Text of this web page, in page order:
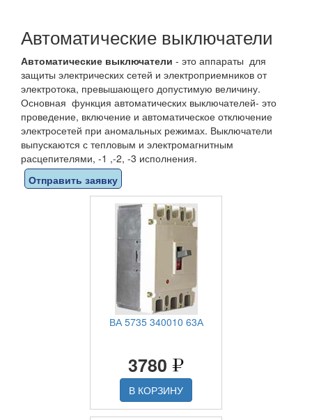
Автоматические выключатели
Автоматические выключатели - это аппараты для
защиты электрических сетей и электроприемников от
электротока, превышающего допустимую величину.
Основная функция автоматических выключателей- это
проведение, включение и автоматическое отключение
электросетей при аномальных режимах. Выключатели
выпускаются с тепловым и электромагнитным
расцепителями, -1 ,-2, -3 исполнения.
Отправить заявку
ВА 5735 340010 63А
3780
В КОРЗИНУ